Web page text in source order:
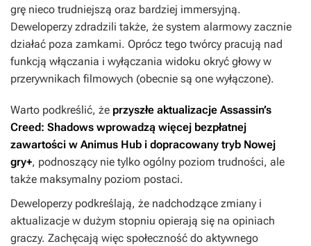
grę nieco trudniejszą oraz bardziej immersyjną.
Deweloperzy zdradzili także, że system alarmowy zacznie
działać poza zamkami. Oprócz tego twórcy pracują nad
funkcją włączania i wyłączania widoku okryć głowy w
przerywnikach filmowych (obecnie są one wyłączone).
Warto podkreślić, że przyszłe aktualizacje Assassin’s
Creed: Shadows wprowadzą więcej bezpłatnej
zawartości w Animus Hub i dopracowany tryb Nowej
gry+, podnoszący nie tylko ogólny poziom trudności, ale
także maksymalny poziom postaci.
Deweloperzy podkreślają, że nadchodzące zmiany i
aktualizacje w dużym stopniu opierają się na opiniach
graczy. Zachęcają więc społeczność do aktywnego